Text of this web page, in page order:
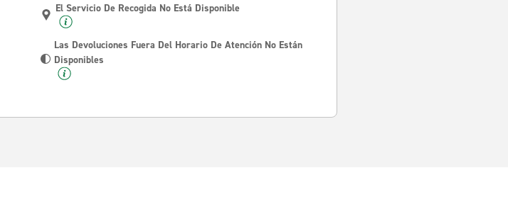
El Servicio De Recogida No Está Disponible
Las Devoluciones Fuera Del Horario De Atención No Están
Disponibles